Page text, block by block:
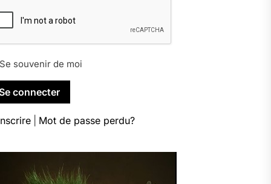
Se souvenir de moi
Mot de passe perdu?